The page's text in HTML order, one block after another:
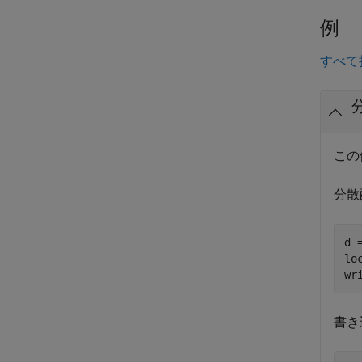
例
すべて
こ
分
d
書